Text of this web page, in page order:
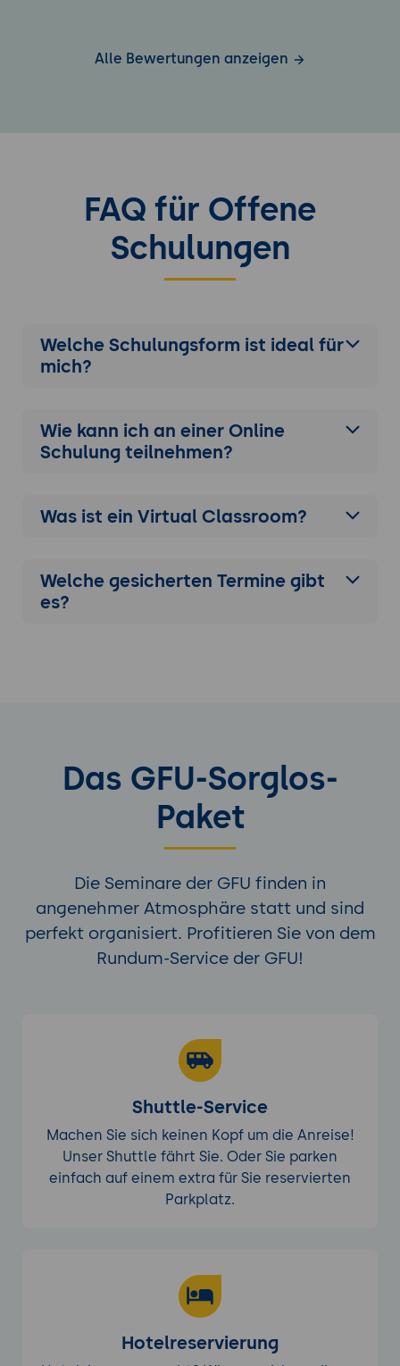
Alle Bewertungen anzeigen
FAQ für Offene
Schulungen
Welche Schulungsform ist ideal für
mich?
Wie kann ich an einer Online
Schulung teilnehmen?
Was ist ein Virtual Classroom?
Welche gesicherten Termine gibt
es?
Das GFU-Sorglos-
Paket
Die Seminare der GFU finden in
angenehmer Atmosphäre statt und sind
perfekt organisiert. Profitieren Sie von dem
Rundum-Service der GFU!
Shuttle-Service
Machen Sie sich keinen Kopf um die Anreise!
Unser Shuttle fährt Sie. Oder Sie parken
einfach auf einem extra für Sie reservierten
Parkplatz.
Hotelreservierung